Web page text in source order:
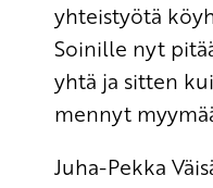
yhteistyötä
Soinille nyt
yhtä ja sitten
mennyt
Juha-Pekka